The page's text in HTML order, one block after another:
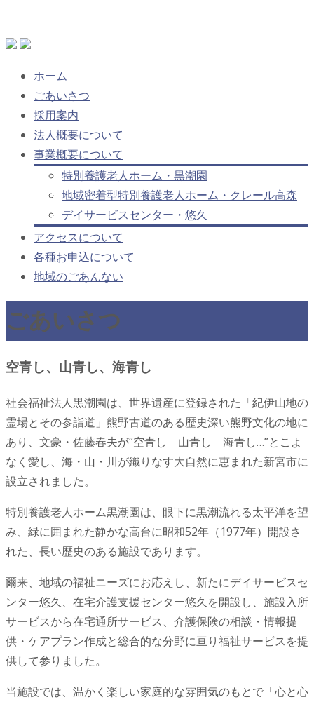
Skip
content
ホーム
ごあいさつ
採用案内
法人概要について
事業概要について
特別養護老人ホーム・黒潮園
地域密着型特別養護老人ホーム・クレール高森
デイサービスセンター・悠久
アクセスについて
各種お申込について
地域のごあんない
ごあいさつ
空青し、山青し、海青し
社会福祉法人黒潮園は、世界遺産に登録された「紀伊山地の
霊場とその参詣道」熊野古道のある歴史深い熊野文化の地に
あり、文豪・佐藤春夫が“空青し 山青し 海青し…”とこよ
なく愛し、海・山・川が織りなす大自然に恵まれた新宮市に
設立されました。
特別養護老人ホーム黒潮園は、眼下に黒潮流れる太平洋を望
み、緑に囲まれた静かな高台に昭和52年（1977年）開設さ
れた、長い歴史のある施設であります。
爾来、地域の福祉ニーズにお応えし、新たにデイサービスセ
ンター悠久、在宅介護支援センター悠久を開設し、施設入所
サービスから在宅通所サービス、介護保険の相談・情報提
供・ケアプラン作成と総合的な分野に亘り福祉サービスを提
供して参りました。
当施設では、温かく楽しい家庭的な雰囲気のもとで「心と心